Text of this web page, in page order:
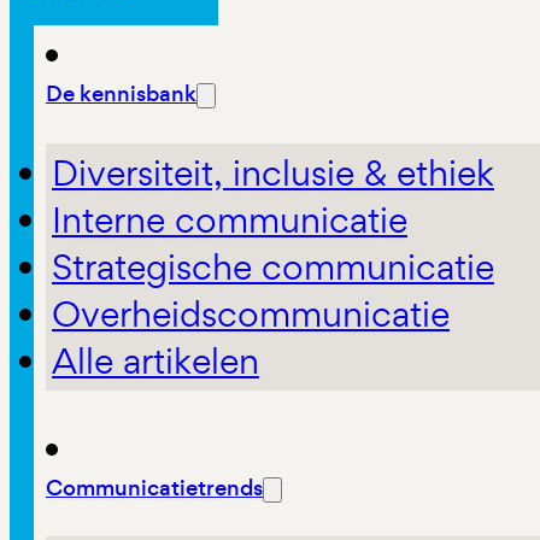
De kennisbank
Diversiteit, inclusie & ethiek
Interne communicatie
Strategische communicatie
Overheidscommunicatie
Alle artikelen
Communicatietrends